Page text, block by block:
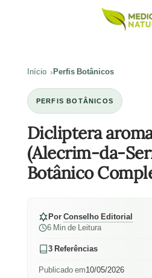
Início Perfis Botânicos
PERFIS BOTÂNICOS
Dicliptera
(Alecrim-da-
Botânico
PorConselho Editorial
6 Min de Leitura
3 Referências
Publicado em10/05/2026